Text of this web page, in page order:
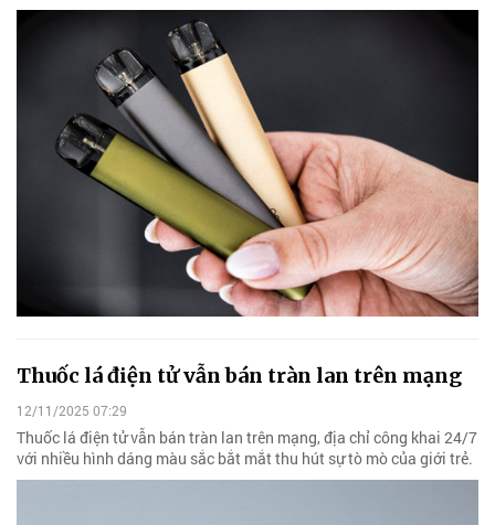
Thuốc lá điện tử vẫn bán tràn lan trên mạng
12/11/2025 07:29
Thuốc lá điện tử vẫn bán tràn lan trên mạng, địa chỉ công khai 24/7
với nhiều hình dáng màu sắc bắt mắt thu hút sự tò mò của giới trẻ.